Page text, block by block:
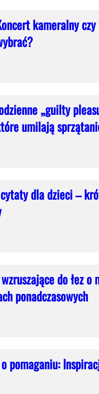
kameralny
„guilty
umilają
dla dzieci –
do łez o
ponadczasowych
pomaganiu: